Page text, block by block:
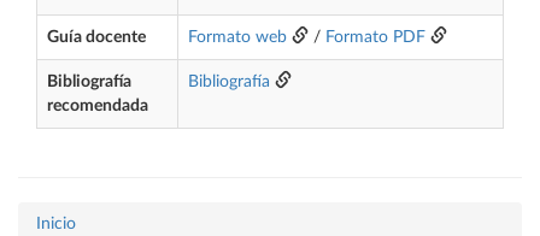
Guía docente Formato web / Formato PDF
Bibliografía
recomendada
Bibliografía
Inicio